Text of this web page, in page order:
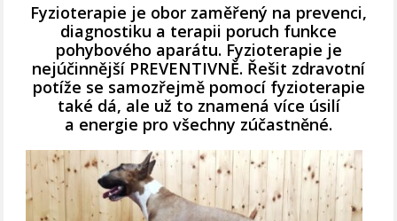
Fyzioterapie je obor zaměřený na prevenci,
diagnostiku a terapii poruch funkce
pohybového aparátu. Fyzioterapie je
nejúčinnější PREVENTIVNĚ. Řešit zdravotní
potíže se samozřejmě pomocí fyzioterapie
také dá, ale už to znamená více úsilí
a energie pro všechny zúčastněné.